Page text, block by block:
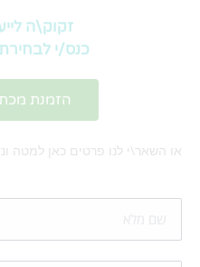
זקוק\ה
כנס/י
הזמנת
או השאר\י לנו פרטים כאן למטה